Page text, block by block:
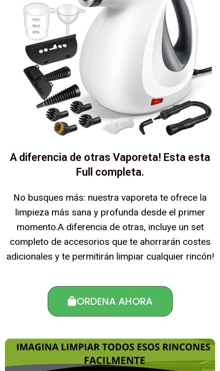
A diferencia de otras Vaporeta! Esta esta
Full completa.
No busques más: nuestra vaporeta te ofrece la
limpieza más sana y profunda desde el primer
momento.A diferencia de otras, incluye un set
completo de accesorios que te ahorrarán costes
adicionales y te permitirán limpiar cualquier rincón!
ORDENA AHORA